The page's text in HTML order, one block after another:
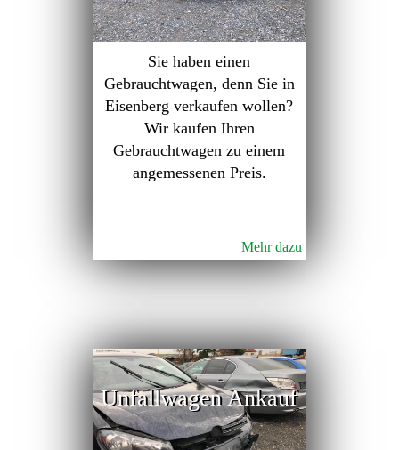
Sie haben einen
Gebrauchtwagen, denn Sie in
Eisenberg verkaufen wollen?
Wir kaufen Ihren
Gebrauchtwagen zu einem
angemessenen Preis.
Mehr dazu
Unfallwagen Ankauf